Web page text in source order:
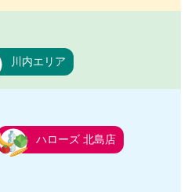
川内エリア
ハローズ 北島店